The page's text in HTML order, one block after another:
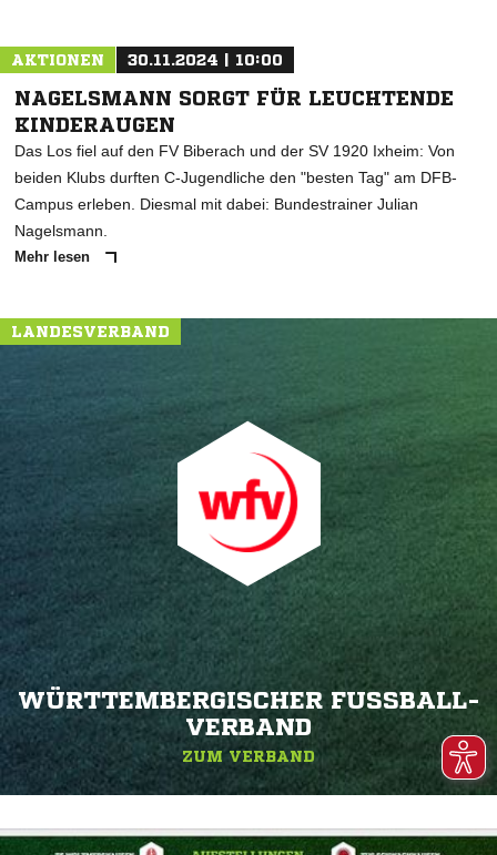
AKTIONEN 30.11.2024 | 10:00
NAGELSMANN SORGT FÜR LEUCHTENDE
KINDERAUGEN
Das Los fiel auf den FV Biberach und der SV 1920 Ixheim: Von
beiden Klubs durften C-Jugendliche den "besten Tag" am DFB-
Campus erleben. Diesmal mit dabei: Bundestrainer Julian
Nagelsmann.
Mehr lesen
LANDESVERBAND
WÜRTTEMBERGISCHER FUSSBALL-V
ERBAND
ZUM VERBAND